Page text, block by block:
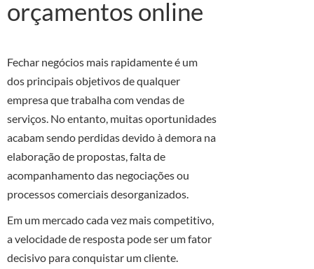
orçamentos online
Fechar negócios mais rapidamente é um
dos principais objetivos de qualquer
empresa que trabalha com vendas de
serviços. No entanto, muitas oportunidades
acabam sendo perdidas devido à demora na
elaboração de propostas, falta de
acompanhamento das negociações ou
processos comerciais desorganizados.
Em um mercado cada vez mais competitivo,
a velocidade de resposta pode ser um fator
decisivo para conquistar um cliente.